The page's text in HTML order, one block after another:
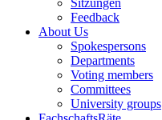
Sitzungen
Feedback
About Us
Spokespersons
Departments
Voting members
Committees
University groups